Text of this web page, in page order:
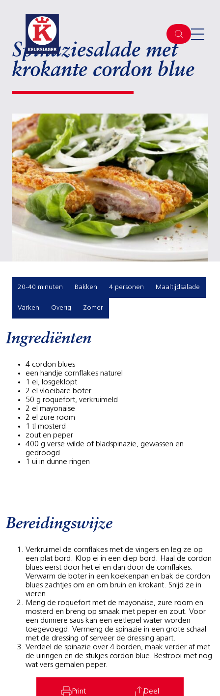
Spinaziesalade met
krokante cordon blue
20-40 minuten Bakken 4 personen Maaltijdsalade
Varken Overig Zomer
Ingrediënten
4 cordon blues
een handje cornflakes naturel
1 ei, losgeklopt
2 el vloeibare boter
50 g roquefort, verkruimeld
2 el mayonaise
2 el zure room
1 tl mosterd
zout en peper
400 g verse wilde of bladspinazie, gewassen en
gedroogd
1 ui in dunne ringen
Bereidingswijze
Verkruimel de cornflakes met de vingers en leg ze op
een plat bord. Klop ei in een diep bord. Haal de cordon
blues eerst door het ei en dan door de cornflakes.
Verwarm de boter in een koekenpan en bak de cordon
blues zachtjes om en om bruin en krokant. Snijd ze in
vieren.
Meng de roquefort met de mayonaise, zure room en
mosterd en breng op smaak met peper en zout. Voor
een dunnere saus kan een eetlepel water worden
toegevoegd. Vermeng de spinazie in een grote schaal
met de dressing of serveer de dressing apart.
Verdeel de spinazie over 4 borden, maak verder af met
de uiringen en de stukjes cordon blue. Bestrooi met nog
wat vers gemalen peper.
Print Deel